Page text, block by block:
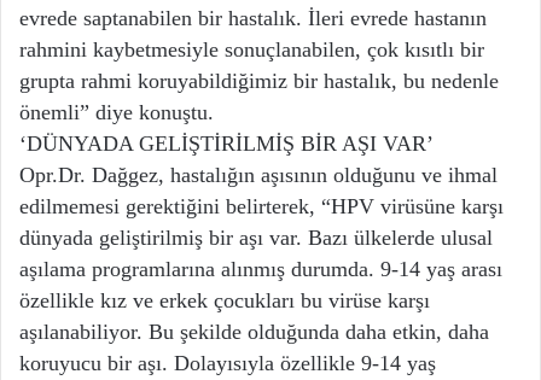
evrede saptanabilen bir hastalık. İleri evrede hastanın
rahmini kaybetmesiyle sonuçlanabilen, çok kısıtlı bir
grupta rahmi koruyabildiğimiz bir hastalık, bu nedenle
önemli” diye konuştu.
‘DÜNYADA GELİŞTİRİLMİŞ BİR AŞI VAR’
Opr.Dr. Dağgez, hastalığın aşısının olduğunu ve ihmal
edilmemesi gerektiğini belirterek, “HPV virüsüne karşı
dünyada geliştirilmiş bir aşı var. Bazı ülkelerde ulusal
aşılama programlarına alınmış durumda. 9-14 yaş arası
özellikle kız ve erkek çocukları bu virüse karşı
aşılanabiliyor. Bu şekilde olduğunda daha etkin, daha
koruyucu bir aşı. Dolayısıyla özellikle 9-14 yaş